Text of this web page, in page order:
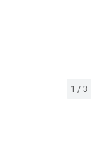
1 / 3